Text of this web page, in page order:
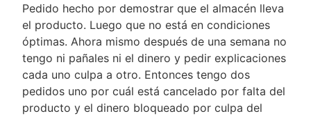
Pedido hecho por demostrar que el almacén lleva
el producto. Luego que no está en condiciones
óptimas. Ahora mismo después de una semana no
tengo ni pañales ni el dinero y pedir explicaciones
cada uno culpa a otro. Entonces tengo dos
pedidos uno por cuál está cancelado por falta del
producto y el dinero bloqueado por culpa del